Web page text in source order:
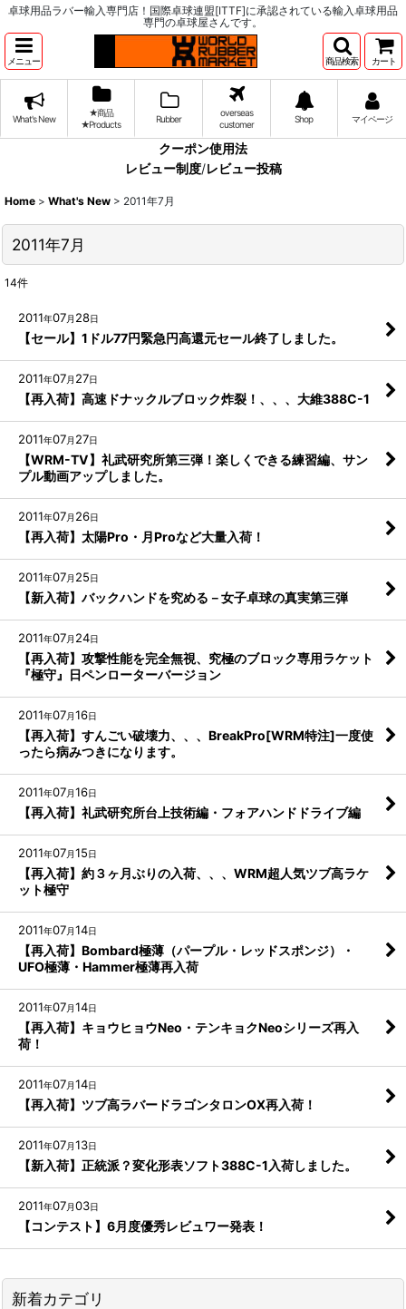
卓球用品ラバー輸入専門店！国際卓球連盟[ITTF]に承認されている輸入卓球用品
専門の卓球屋さんです。
メニュー 商品検索 カート
What's New
★商品
★Products
Rubber
overseas
customer
Shop マイページ
クーポン使用法
レビュー制度/レビュー投稿
Home > What's New > 2011年7月
2011年7月
14件
2011年07月 28日
【セール】1ドル77円緊急円高還元セール終了しました。
2011年07月 27日
【再入荷】高速ドナックルブロック炸裂！、、、大維388C-1
2011年07月 27日
【WRM-TV】礼武研究所第三弾！楽しくできる練習編、サン
プル動画アップしました。
2011年07月 26日
【再入荷】太陽Pro・月Proなど大量入荷！
2011年07月 25日
【新入荷】バックハンドを究める－女子卓球の真実第三弾
2011年07月 24日
【再入荷】攻撃性能を完全無視、究極のブロック専用ラケット
『極守』日ペンローターバージョン
2011年07月16日
【再入荷】すんごい破壊力、、、BreakPro[WRM特注]一度使
ったら病みつきになります。
2011年07月16日
【再入荷】礼武研究所台上技術編・フォアハンドドライブ編
2011年07月15日
【再入荷】約３ヶ月ぶりの入荷、、、WRM超人気ツブ高ラケ
ット極守
2011年07月14日
【再入荷】Bombard極薄（パープル・レッドスポンジ）・
UFO極薄・Hammer極薄再入荷
2011年07月14日
【再入荷】キョウヒョウNeo・テンキョクNeoシリーズ再入
荷！
2011年07月14日
【再入荷】ツブ高ラバードラゴンタロンOX再入荷！
2011年07月13日
【新入荷】正統派？変化形表ソフト388C-1入荷しました。
2011年07月03日
【コンテスト】6月度優秀レビュワー発表！
新着カテゴリ